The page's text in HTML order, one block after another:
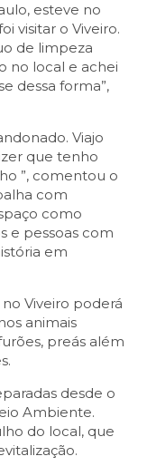
esteve no
visitar o Viveiro.
de limpeza
no local e achei
dessa forma”,
Viajo
que tenho
”, comentou o
com
como
e pessoas com
em
Viveiro poderá
animais
preás além
desde o
Ambiente.
do local, que